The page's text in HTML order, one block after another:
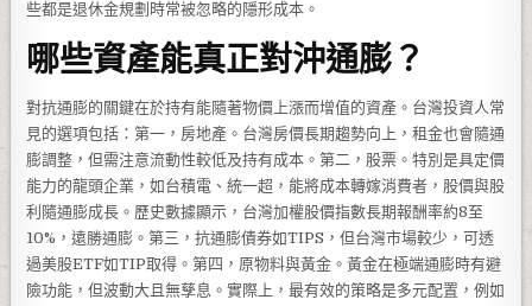
些都是退休金規劃時常被忽略的隱形成本。
哪些資產能真正對沖通膨？
對抗通膨的關鍵在於持有能隨著物價上漲而增值的資產。台灣投資人常
見的選項包括：第一，房地產。台灣房價長期趨勢向上，租金也會隨通
膨調整，但需注意流動性較低及持有成本。第二，股票。特別是具定價
能力的龍頭企業，如台積電、統一超，能將成本轉嫁消費者，股價與股
利隨通膨成長。歷史數據顯示，台灣加權股價指數長期報酬率約8至
10%，遠勝通膨。第三，抗通膨債券如TIPS，但台灣市場較少，可透
過美股ETF如TIP取得。第四，原物料與黃金。黃金在極端通膨時有避
險功能，但波動大且無孳息。實際上，最有效的策略是多元配置，例如